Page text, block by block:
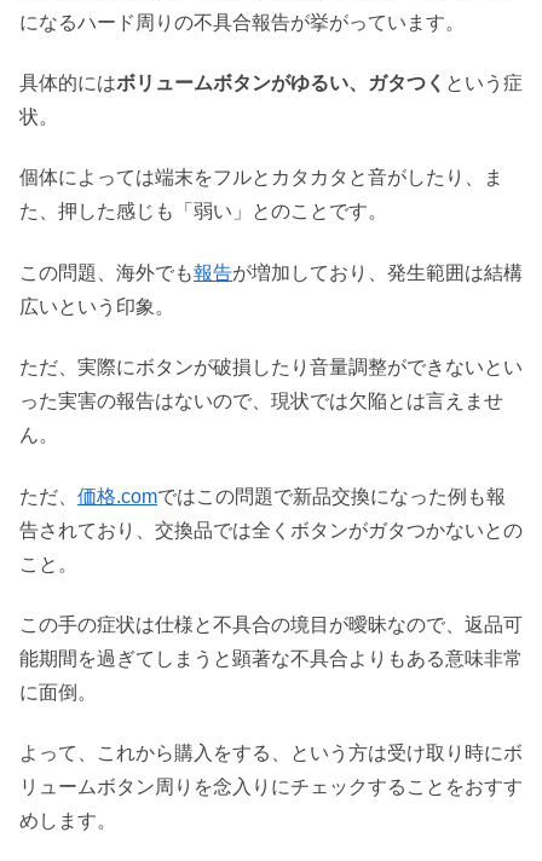
になるハード周りの不具合報告が挙がっています。
具体的にはボリュームボタンがゆるい、ガタつく という症
状。
個体によっては端末をフルとカタカタと音がしたり、ま
た、押した感じも「弱い」とのことです。
この問題、海外でも報告が増加しており、発生範囲は結構
広いという印象。
ただ、実際にボタンが破損したり音量調整ができないとい
った実害の報告はないので、現状では欠陥とは言えませ
ん。
ただ、 価格.comではこの問題で新品交換になった例も報
告されており、交換品では全くボタンがガタつかないとの
こと。
この手の症状は仕様と不具合の境目が曖昧なので、返品可
能期間を過ぎてしまうと顕著な不具合よりもある意味非常
に面倒。
よって、これから購入をする、という方は受け取り時にボ
リュームボタン周りを念入りにチェックすることをおすす
めします。